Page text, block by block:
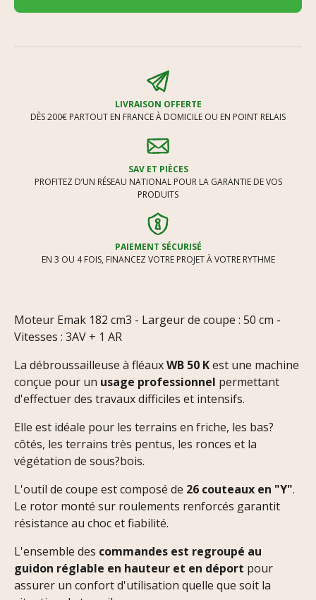
LIVRAISON OFFERTE
DÈS 200€ PARTOUT EN FRANCE À DOMICILE OU EN POINT RELAIS
SAV ET PIÈCES
PROFITEZ D’UN RÉSEAU NATIONAL POUR LA GARANTIE DE VOS
PRODUITS
PAIEMENT SÉCURISÉ
EN 3 OU 4 FOIS, FINANCEZ VOTRE PROJET À VOTRE RYTHME
Moteur Emak 182 cm3 - Largeur de coupe : 50 cm -
Vitesses : 3AV + 1 AR
La débroussailleuse à fléauxWB 50 Kest une machine
conçue pour un usage professionnel permettant
d'effectuer des travaux difficiles et intensifs.
Elle est idéale pour les terrains en friche, les bas?
côtés, les terrains très pentus, les ronces et la
végétation de sous?bois.
L'outil de coupe est composé de 26 couteaux en "Y".
Le rotor monté sur roulements renforcés garantit
résistance au choc et fiabilité.
L'ensemble des commandes est regroupé au
guidon réglable en hauteur et en déport pour
assurer un confort d'utilisation quelle que soit la